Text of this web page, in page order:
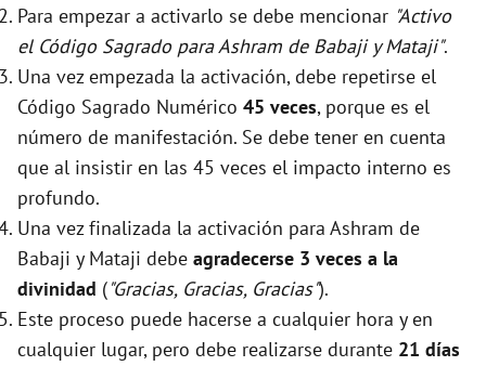
Para empezar a activarlo se debe mencionar "Activo
el Código Sagrado para Ashram de Babaji y Mataji".
Una vez empezada la activación, debe repetirse el
Código Sagrado Numérico 45 veces, porque es el
número de manifestación. Se debe tener en cuenta
que al insistir en las 45 veces el impacto interno es
profundo.
Una vez finalizada la activación para Ashram de
Babaji y Mataji debe agradecerse 3 veces a la
divinidad ("Gracias, Gracias, Gracias").
Este proceso puede hacerse a cualquier hora y en
cualquier lugar, pero debe realizarse durante 21 días